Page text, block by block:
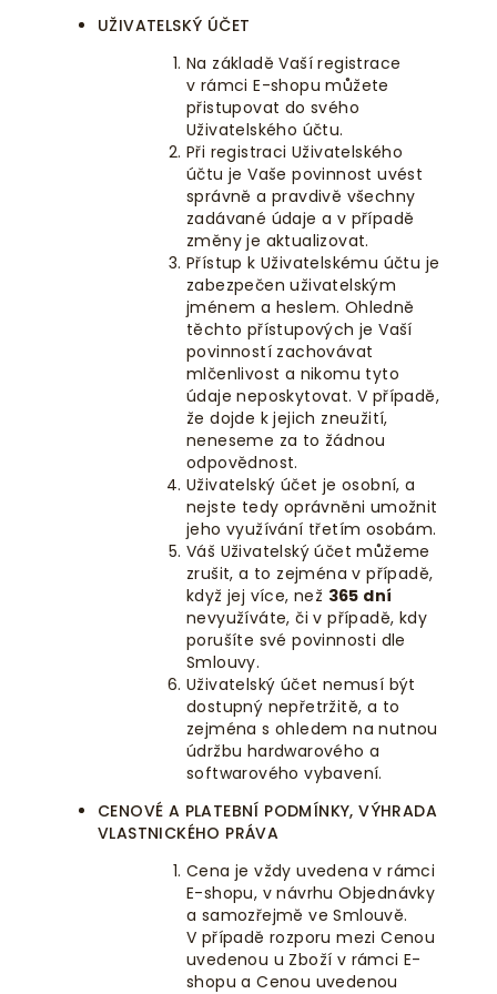
UŽIVATELSKÝ ÚČET
Na základě Vaší registrace
v rámci E-shopu můžete
přistupovat do svého
Uživatelského účtu.
Při registraci Uživatelského
účtu je Vaše povinnost uvést
správně a pravdivě všechny
zadávané údaje a v případě
změny je aktualizovat.
Přístup k Uživatelskému účtu je
zabezpečen uživatelským
jménem a heslem. Ohledně
těchto přístupových je Vaší
povinností zachovávat
mlčenlivost a nikomu tyto
údaje neposkytovat. V případě,
že dojde k jejich zneužití,
neneseme za to žádnou
odpovědnost.
Uživatelský účet je osobní, a
nejste tedy oprávněni umožnit
jeho využívání třetím osobám.
Váš Uživatelský účet můžeme
zrušit, a to zejména v případě,
když jej více, než 365 dní
nevyužíváte, či v případě, kdy
porušíte své povinnosti dle
Smlouvy.
Uživatelský účet nemusí být
dostupný nepřetržitě, a to
zejména s ohledem na nutnou
údržbu hardwarového a
softwarového vybavení.
CENOVÉ A PLATEBNÍ PODMÍNKY, VÝHRADA
VLASTNICKÉHO PRÁVA
Cena je vždy uvedena v rámci
E-shopu, v návrhu Objednávky
a samozřejmě ve Smlouvě.
V případě rozporu mezi Cenou
uvedenou u Zboží v rámci E-
shopu a Cenou uvedenou